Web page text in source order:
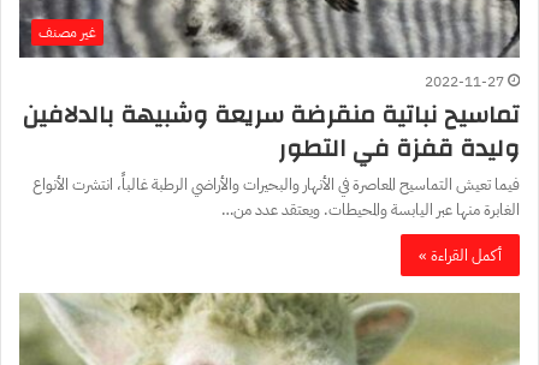
غير مصنف
2022-11-27
تماسيح نباتية منقرضة سريعة وشبيهة بالدلافين
وليدة قفزة في التطور
فيما تعيش التماسيح المعاصرة في الأنهار والبحيرات والأراضي الرطبة غالباً، انتشرت الأنواع
الغابرة منها عبر اليابسة والمحيطات. ويعتقد عدد من…
أكمل القراءة »